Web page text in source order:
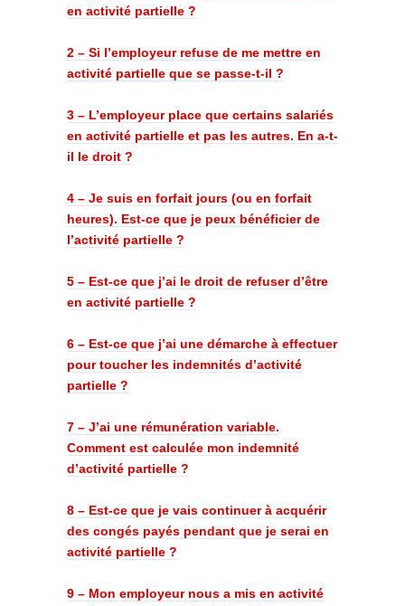
en activité partielle ?
2 – Si l’employeur refuse de me mettre en
activité partielle que se passe-t-il ?
3 – L’employeur place que certains salariés
en activité partielle et pas les autres. En a-t-
il le droit ?
4 – Je suis en forfait jours (ou en forfait
heures). Est-ce que je peux bénéficier de
l’activité partielle ?
5 – Est-ce que j’ai le droit de refuser d’être
en activité partielle ?
6 – Est-ce que j’ai une démarche à effectuer
pour toucher les indemnités d’activité
partielle ?
7 – J’ai une rémunération variable.
Comment est calculée mon indemnité
d’activité partielle ?
8 – Est-ce que je vais continuer à acquérir
des congés payés pendant que je serai en
activité partielle ?
9 – Mon employeur nous a mis en activité